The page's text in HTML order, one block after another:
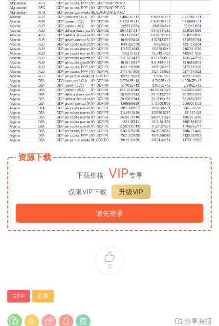
资源下载
下载价格 VIP专享
仅限VIP下载
升级VIP
请先登录
0
GDP 世界
分享海报